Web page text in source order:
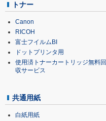
トナー
Canon
RICOH
富士フイルムBI
ドットプリンタ用
使用済トナーカートリッジ無料回
収サービス
共通用紙
白紙用紙